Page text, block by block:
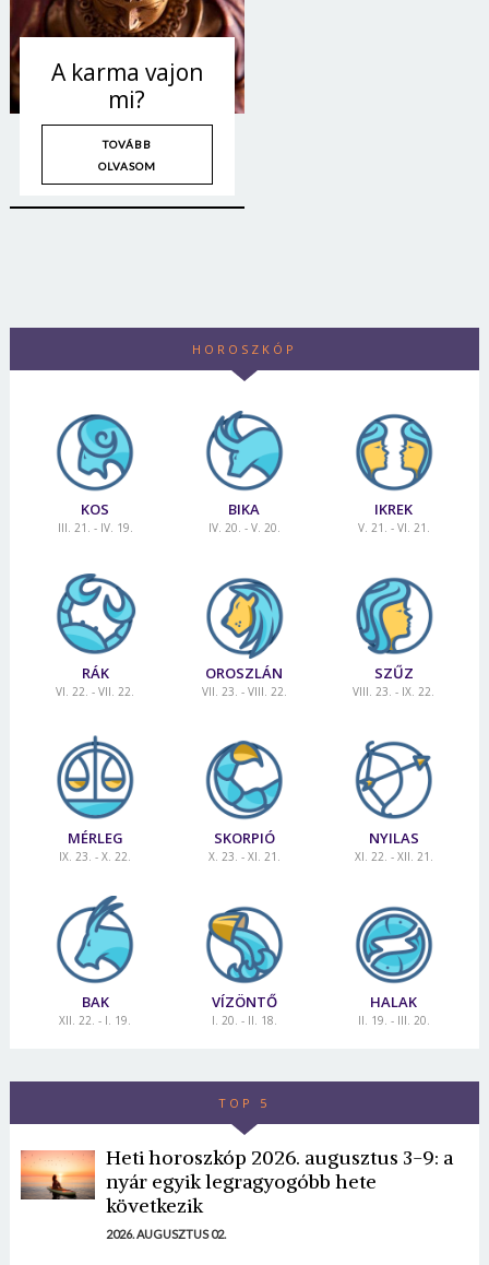
A karma vajon
mi?
TOVÁBB
OLVASOM
HOROSZKÓP
KOS
III. 21. - IV. 19.
BIKA
IV. 20. - V. 20.
IKREK
V. 21. - VI. 21.
RÁK
VI. 22. - VII. 22.
OROSZLÁN
VII. 23. - VIII. 22.
SZŰZ
VIII. 23. - IX. 22.
MÉRLEG
IX. 23. - X. 22.
SKORPIÓ
X. 23. - XI. 21.
NYILAS
XI. 22. - XII. 21.
BAK
XII. 22. - I. 19.
VÍZÖNTŐ
I. 20. - II. 18.
HALAK
II. 19. - III. 20.
TOP 5
Heti horoszkóp 2026. augusztus 3-9: a
nyár egyik legragyogóbb hete
következik
2026. AUGUSZTUS 02.